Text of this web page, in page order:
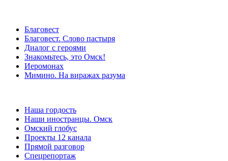
Благовест
Благовест. Слово пастыря
Диалог с героями
Знакомьтесь, это Омск!
Иеромонах
Мимино. На виражах разума
Наша гордость
Наши иностранцы. Омск
Омский глобус
Проекты 12 канала
Прямой разговор
Спецрепортаж